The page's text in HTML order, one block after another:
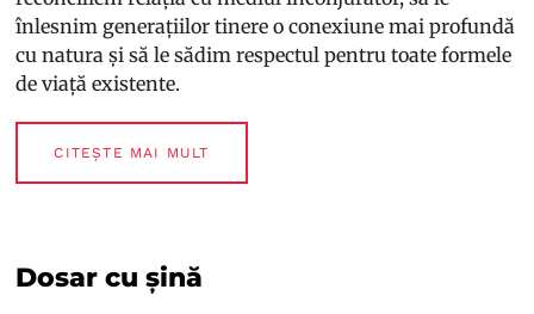
înlesnim generațiilor tinere o conexiune mai profundă
cu natura și să le sădim respectul pentru toate formele
de viață existente.
CITEȘTE MAI MULT
Dosar cu șină